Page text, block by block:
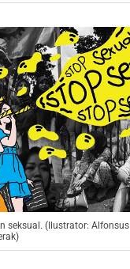
seksual. (Ilustrator: Alfonsus